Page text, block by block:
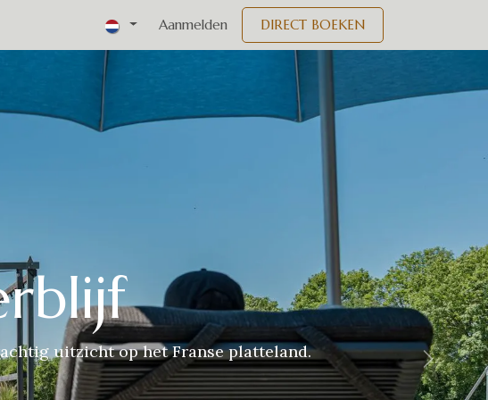
Evenementen Aanmelden DIRECT BOEKEN
uitzicht op het Franse platteland.